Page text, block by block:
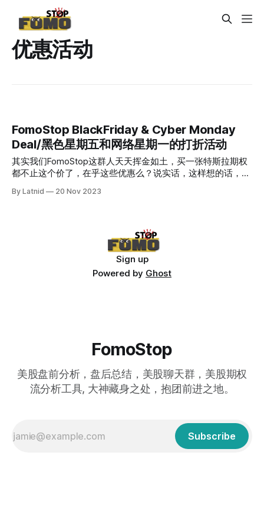
优惠活动
FomoStop BlackFriday & Cyber Monday
Deal/黑色星期五和网络星期一的打折活动
其实我们FomoStop这群人天天挥金如土，买一张特斯拉期权
都不止这个价了，在乎这些优惠么？说实话，这样想的话，买
问到有没有优惠，又刚好是黑五这个购物节日，那咋们也凑凑
we, the FomoStop crew, throw money around every day.
Buying a Tesla option alone costs more than this. Do we
care about these discounts? Honestly, with
By Latnid 20 Nov 2023
Sign up
Powered by Ghost
FomoStop
美股盘前分析，盘后总结，美股聊天群，美股期权
流分析工具, 大神藏身之处，抱团前进之地。
Subscribe